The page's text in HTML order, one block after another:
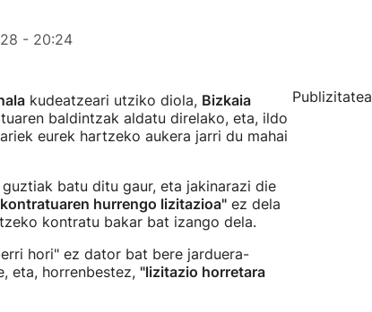
- 20:24
kudeatzeari utziko diola, Bizkaia
baldintzak aldatu direlako, eta, ildo
eurek hartzeko aukera jarri du mahai
batu ditu gaur, eta jakinarazi die
hurrengo lizitazioa" ez dela
kontratu bakar bat izango dela.
hori" ez dator bat bere jarduera-
eta, horrenbestez, "lizitazio horretara
Publizitatea